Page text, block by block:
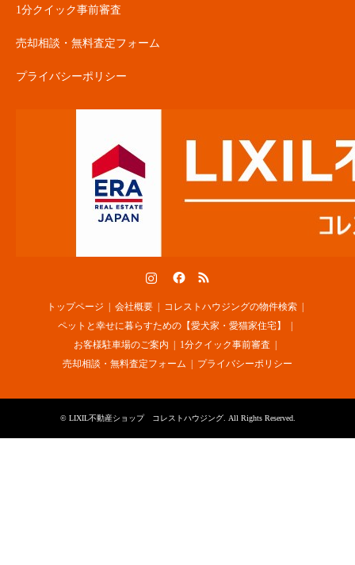
1分クイック事前審査
売却相談・無料査定フォーム
プライバシーポリシー
トップページ 会社概要
コレストハウジングの物件検索
ペットと幸せに暮らすための【愛犬家・愛猫家住宅】
お客様駐車場のご案内
1分クイック事前審査
売却相談・無料査定フォーム
プライバシーポリシー
© LIXIL不動産ショップ コレストハウジング. All Rights Reserved.